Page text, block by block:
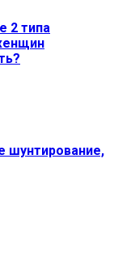
2 типа
шунтирование,